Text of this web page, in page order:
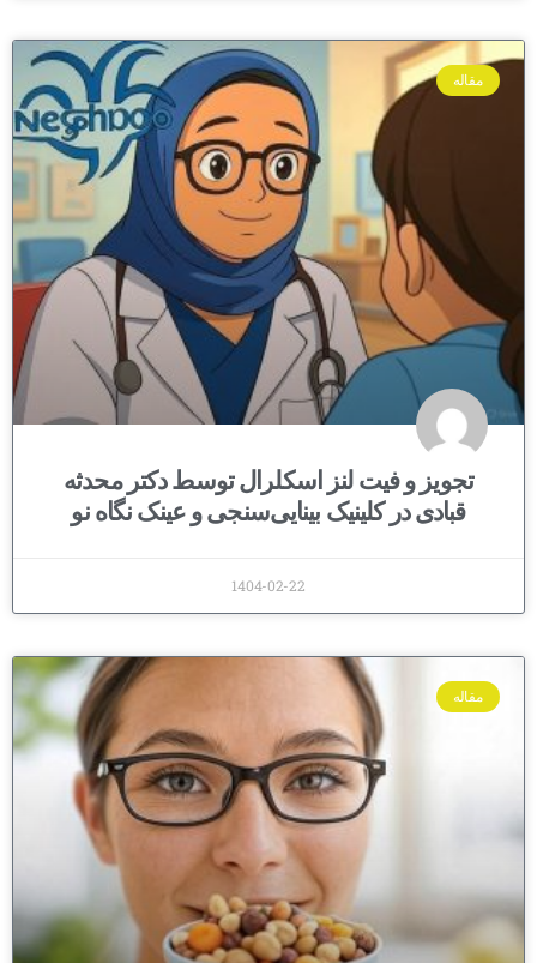
مقاله
تجویز و فیت لنز اسکلرال توسط دکتر محدثه
قبادی در کلینیک بینایی‌سنجی و عینک نگاه نو
1404-02-22
مقاله